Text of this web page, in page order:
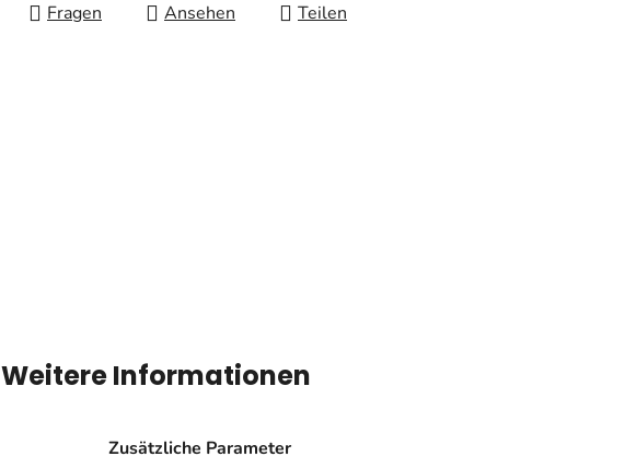
Fragen Ansehen Teilen
Weitere Informationen
Zusätzliche Parameter